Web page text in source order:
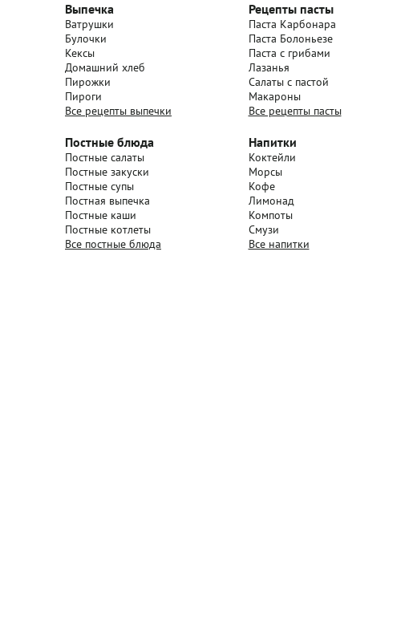
Выпечка
Ватрушки
Булочки
Кексы
Домашний хлеб
Пирожки
Пироги
Все рецепты выпечки
Рецепты пасты
Паста Карбонара
Паста Болоньезе
Паста с грибами
Лазанья
Салаты с пастой
Макароны
Все рецепты пасты
Постные блюда
Постные салаты
Постные закуски
Постные супы
Постная выпечка
Постные каши
Постные котлеты
Все постные блюда
Напитки
Коктейли
Морсы
Кофе
Лимонад
Компоты
Смузи
Все напитки